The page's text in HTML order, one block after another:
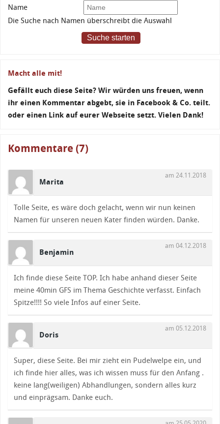
Name
Die Suche nach Namen überschreibt die Auswahl
Suche starten
Macht alle mit!
Gefällt euch diese Seite? Wir würden uns freuen, wenn
ihr einen Kommentar abgebt, sie in Facebook & Co. teilt.
oder einen Link auf eurer Webseite setzt. Vielen Dank!
Kommentare (7)
Marita
am 24.11.2018
Tolle Seite, es wäre doch gelacht, wenn wir nun keinen
Namen für unseren neuen Kater finden würden. Danke.
Benjamin
am 04.12.2018
Ich finde diese Seite TOP. Ich habe anhand dieser Seite
meine 40min GFS im Thema Geschichte verfasst. Einfach
Spitze!!!! So viele Infos auf einer Seite.
Doris
am 05.12.2018
Super, diese Seite. Bei mir zieht ein Pudelwelpe ein, und
ich finde hier alles, was ich wissen muss für den Anfang .
keine lang(weiligen) Abhandlungen, sondern alles kurz
und einprägsam. Danke euch.